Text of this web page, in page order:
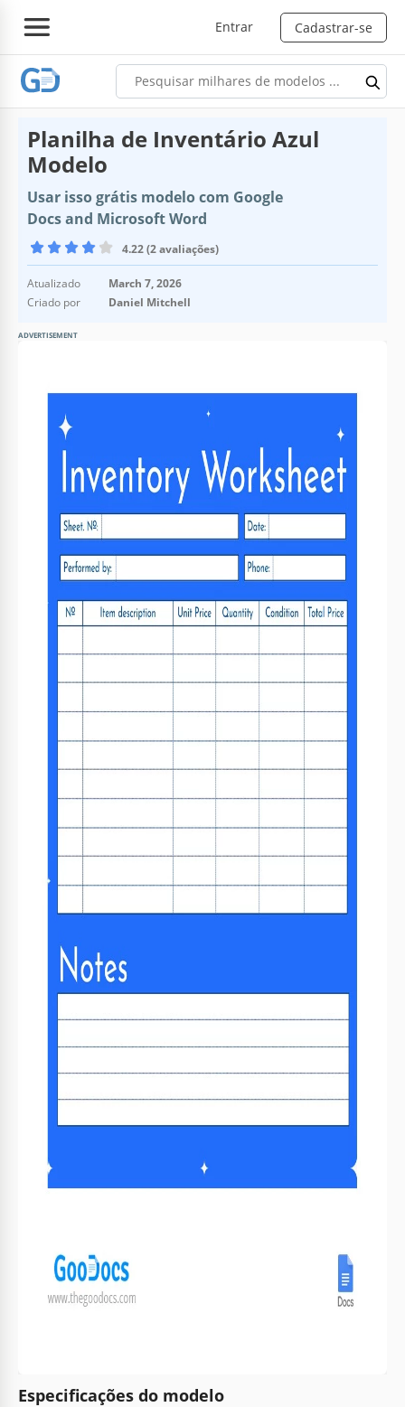
Entrar Cadastrar-se
Planilha de Inventário Azul
Modelo
Usar isso grátis modelo com Google
Docs and Microsoft Word
4.22 (2 avaliações)
Atualizado
March 7, 2026
Criado por
Daniel Mitchell
ADVERTISEMENT
Especificações do modelo